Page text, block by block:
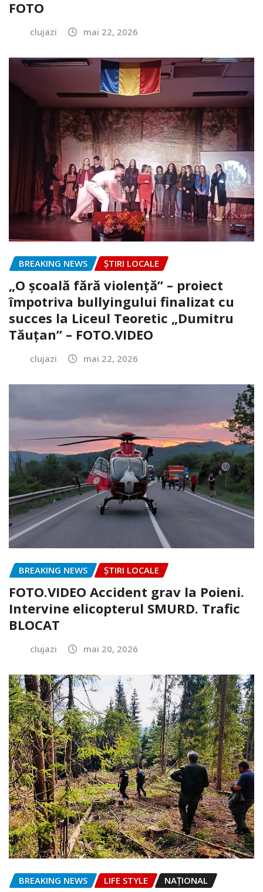
FOTO
clujazi mai 22, 2026
BREAKING NEWS ȘTIRI LOCALE
„O școală fără violență” – proiect
împotriva bullyingului finalizat cu
succes la Liceul Teoretic „Dumitru
Tăuțan” – FOTO.VIDEO
clujazi mai 22, 2026
BREAKING NEWS ȘTIRI LOCALE
FOTO.VIDEO Accident grav la Poieni.
Intervine elicopterul SMURD. Trafic
BLOCAT
clujazi mai 20, 2026
BREAKING NEWS LIFE STYLE NAŢIONAL